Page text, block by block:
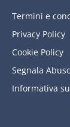
Termini e
Privacy Policy
Cookie Policy
Segnala
Informativa